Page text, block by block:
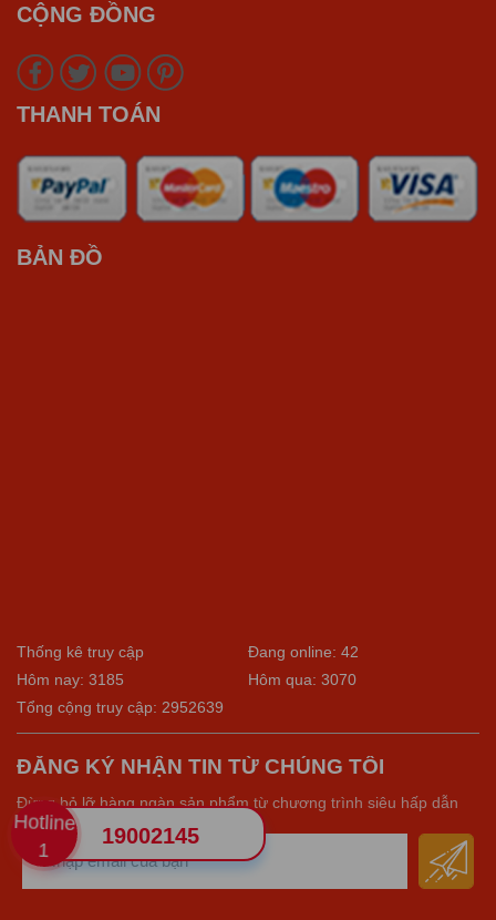
CỘNG ĐỒNG
THANH TOÁN
BẢN ĐỒ
Thống kê truy cập
Đang online: 42
Hôm nay: 3185
Hôm qua: 3070
Tổng cộng truy cập: 2952639
ĐĂNG KÝ NHẬN TIN TỪ CHÚNG TÔI
Đừng bỏ lỡ hàng ngàn sản phẩm từ chương trình siêu hấp dẫn
Hotline
1
19002145